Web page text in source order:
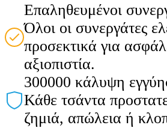
Επαληθευμένοι
Όλοι οι συνεργάτες
προσεκτικά για
αξιοπιστία.
300000 κάλυψη
Κάθε τσάντα
ζημιά, απώλεια ή